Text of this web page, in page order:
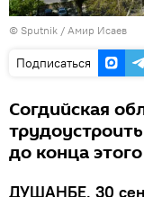
© Sputnik / Амир Исаев
Подписаться
Согдийская
до конца
ДУШАНБЕ, 30